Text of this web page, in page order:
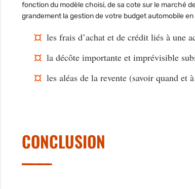
fonction du modèle choisi, de sa cote sur le marché
grandement la gestion de votre budget automobile
les frais d’achat et de crédit liés à une
la décôte importante et imprévisible
les aléas de la revente (savoir quand
CONCLUSION